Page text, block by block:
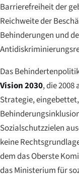
Barrierefreiheit der
Reichweite der
Behinderungen und
Das
Vision 2030, die
Strategie,
Sozialschutzzielen
keine
dem das Oberste
das Ministerium für